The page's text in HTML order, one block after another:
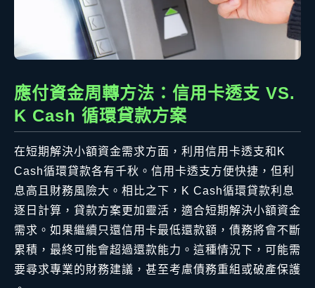
應付資金周轉方法：信用卡透支 VS.
K Cash 循環貸款方案
在短期解決小額資金需求方面，利用信用卡透支和K
Cash循環貸款各有千秋。信用卡透支方便快捷，但利
息高且財務風險大。相比之下，K Cash循環貸款利息
逐日計算，貸款方案更加靈活，適合短期解決小額資金
需求。如果繼續只還信用卡最低還款額，債務將會不斷
累積，最終可能會超過還款能力。這種情況下，可能需
要尋求專業的財務建議，甚至考慮債務重組或破產保護